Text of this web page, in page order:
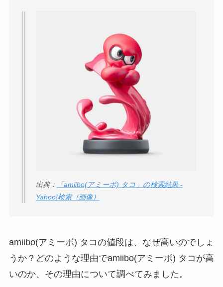
解説！
THE STEM CELL フ
ェイスマスクが安い
理由は？3つの理由と
口コミ・評判を紹
介！
想夫恋はなぜ高い？
人気の理由と安く買
アレクサンドルドゥ
クレ・ド・ポー ボー
テはなぜ高い？なぜ
人気？安く買える方
出典：
「amiibo(アミーボ) タコ」の検索結果 -
Yahoo!検索（画像）
amiibo(アミーボ) タコの値段は、なぜ高いのでしょ
うか？どのような理由でamiibo(アミーボ) タコが高
いのか、その理由について調べてみました。